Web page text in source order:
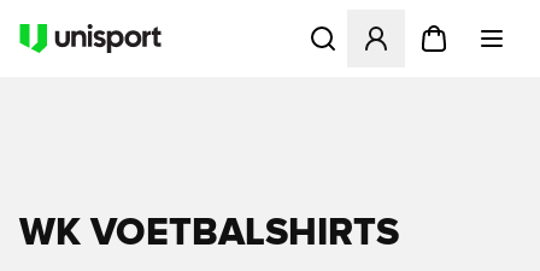
Opent een venster om in
WK VOETBALSHIRTS